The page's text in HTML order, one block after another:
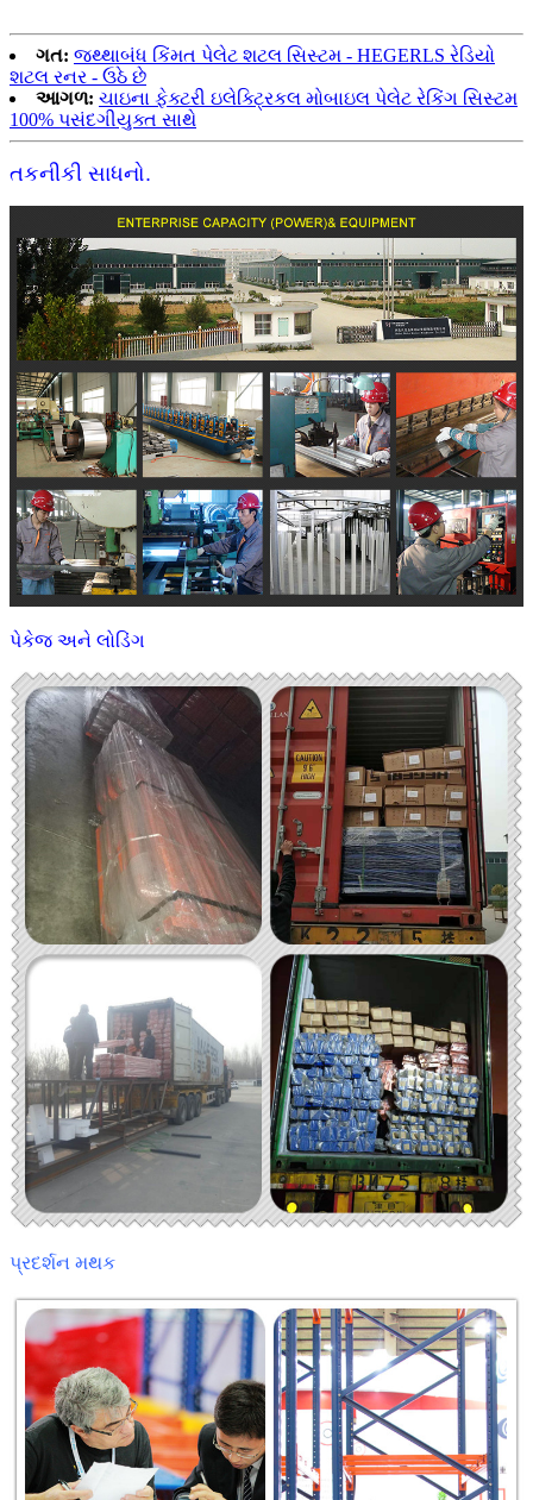
ગત: જથ્થાબંધ કિંમત પેલેટ શટલ સિસ્ટમ - HEGERLS રેડિયો
શટલ રનર - ઉઠે છે
આગળ: ચાઇના ફેક્ટરી ઇલેક્ટ્રિકલ મોબાઇલ પેલેટ રેકિંગ સિસ્ટમ
100% પસંદગીયુક્ત સાથે
તકનીકી સાધનો.
પેકેજ અને લોડિંગ
પ્રદર્શન મથક